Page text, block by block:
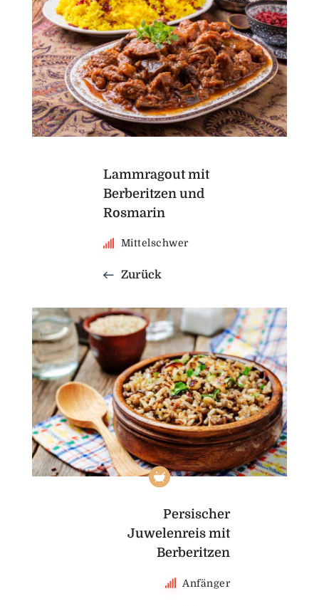
Lammragout mit
Berberitzen und
Rosmarin
Mittelschwer
Zurück
Persischer
Juwelenreis mit
Berberitzen
Anfänger